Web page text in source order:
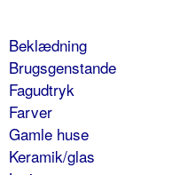
Beklædning
Brugsgenstande
Fagudtryk
Farver
Gamle huse
Keramik/glas